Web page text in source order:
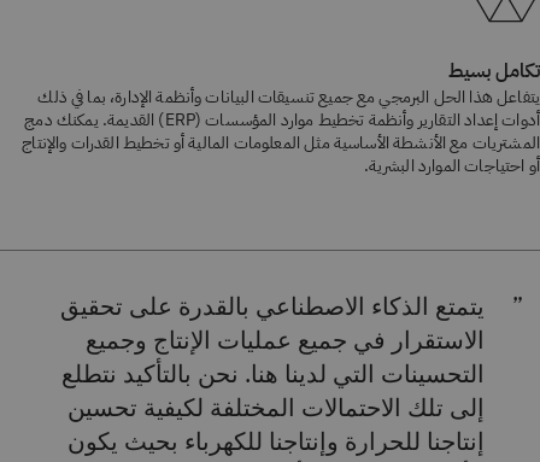
تكامل بسيط
يتفاعل هذا الحل البرمجي مع جميع تنسيقات البيانات وأنظمة الإدارة، بما في ذلك
أدوات إعداد التقارير وأنظمة تخطيط موارد المؤسسات (ERP) القديمة. يمكنك دمج
المشتريات مع الأنشطة الأساسية مثل المعلومات المالية أو تخطيط القدرات والإنتاج
أو احتياجات الموارد البشرية.
يتمتع الذكاء الاصطناعي بالقدرة على تحقيق
الاستقرار في جميع عمليات الإنتاج وجميع
التحسينات التي لدينا هنا. نحن بالتأكيد نتطلع
إلى تلك الاحتمالات المختلفة لكيفية تحسين
إنتاجنا للحرارة وإنتاجنا للكهرباء بحيث يكون